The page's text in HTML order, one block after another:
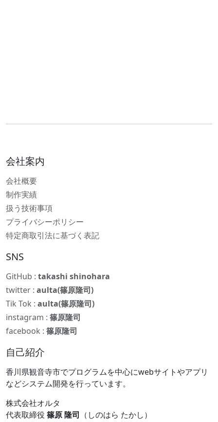
会社案内
会社概要
制作実績
扱う技術事項
プライバシーポリシー
特定商取引法に基づく表記
SNS
GitHub : takashi shinohara
twitter : aulta(篠原隆司)
Tik Tok : aulta(篠原隆司)
instagram : 篠原隆司
facebook : 篠原隆司
自己紹介
香川県観音寺市でプログラムを中心にwebサイトやアプリ
などシステム開発を行っています。
株式会社オルタ
代表取締役 篠原 隆司 （しのはら たかし）